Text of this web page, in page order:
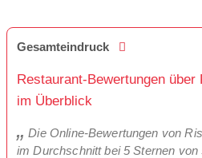
Gesamteindruck
Restaurant-Bewertungen
im Überblick
Die Online-Bewertungen von
im Durchschnitt bei 5 Sternen von